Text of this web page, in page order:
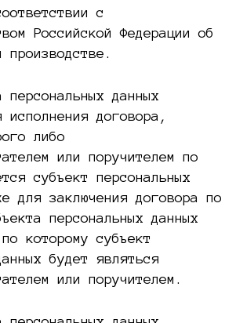
с
Российской Федерации об
производстве.
данных
исполнения договора,
либо
или поручителем по
субъект персональных
для заключения договора по
персональных данных
которому субъект
будет являться
или поручителем.